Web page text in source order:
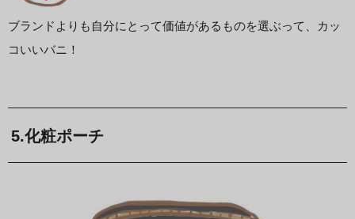
ブランドよりも自分にとって価値があるものを選ぶって、カッ
コいいバニ！
5.化粧ポーチ